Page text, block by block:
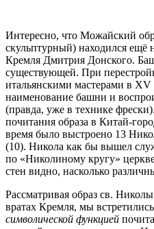
Интересно, что Можайский
скульптурный) находился ещё
Кремля Дмитрия Донского.
существующей. При
итальянскими мастерами в XV
наименование башни и
(правда, уже в технике
почитания образа в Китай-
время было выстроено 13
(10). Никола как бы вышел
по «Николиному кругу»
стен видно, насколько
Рассматривая образ св.
вратах Кремля, мы
символической функцией